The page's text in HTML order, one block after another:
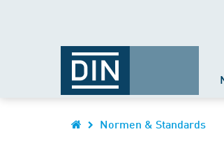
Normen & Standards